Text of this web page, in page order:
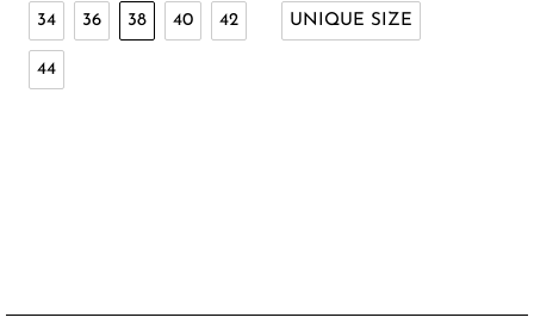
34 36 38 40 42
44
UNIQUE SIZE